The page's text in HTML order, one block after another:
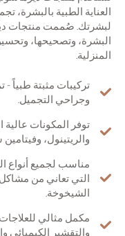
العناية الطبية بالبشرة،
لبشرتك. صُممت منتجات
البشرة، وتصحيحها،
المنزلية.
تركيبات مثبتة طبياً -
وجراحي التجميل.
توفر المكونات
والريتينول،
مناسب لجميع أنواع
التي تعاني من
الشيخوخة.
مكمل مثالي للعلاجات
والتقشير الكيميائي